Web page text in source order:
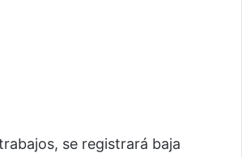
se registrará baja